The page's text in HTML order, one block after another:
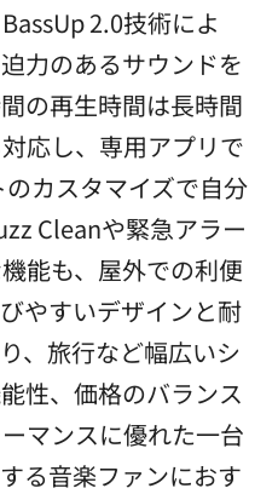
2.0技術によ
力のあるサウンドを
の再生時間は長時間
応し、専用アプリで
カスタマイズで自分
Cleanや緊急アラー
能も、屋外での利便
やすいデザインと耐
、旅行など幅広いシ
性、価格のバランス
マンスに優れた一台
る音楽ファンにおす